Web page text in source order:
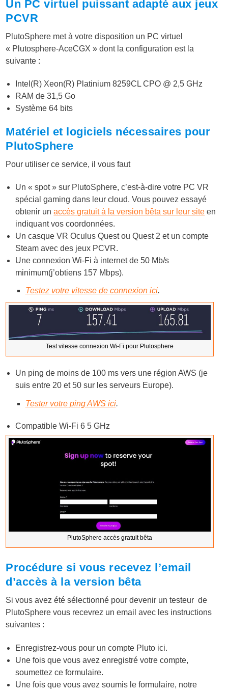
Un PC virtuel puissant adapté aux jeux
PCVR
PlutoSphere met à votre disposition un PC virtuel
« Plutosphere-AceCGX » dont la configuration est la
suivante :
Intel(R) Xeon(R) Platinium 8259CL CPO @ 2,5 GHz
RAM de 31,5 Go
Système 64 bits
Matériel et logiciels nécessaires pour
PlutoSphere
Pour utiliser ce service, il vous faut
Un « spot » sur PlutoSphere, c’est-à-dire votre PC VR
spécial gaming dans leur cloud. Vous pouvez essayé
obtenir unaccès gratuit à la version bêta sur leur site en
indiquant vos coordonnées.
Un casque VR Oculus Quest ou Quest 2 et un compte
Steam avec des jeux PCVR.
Une connexion Wi-Fi à internet de 50 Mb/s
minimum(j’obtiens 157 Mbps).
Testez votre vitesse de connexion ici.
Test vitesse connexion Wi-Fi pour Plutosphere
Un ping de moins de 100 ms vers une région AWS (je
suis entre 20 et 50 sur les serveurs Europe).
Tester votre ping AWS ici.
Compatible Wi-Fi 6 5 GHz
PlutoSphere accès gratuit bêta
Procédure si vous recevez l’email
d’accès à la version bêta
Si vous avez été sélectionné pour devenir un testeur de
PlutoSphere vous recevrez un email avec les instructions
suivantes :
Enregistrez-vous pour un compte Pluto ici.
Une fois que vous avez enregistré votre compte,
soumettez ce formulaire.
Une fois que vous avez soumis le formulaire, notre